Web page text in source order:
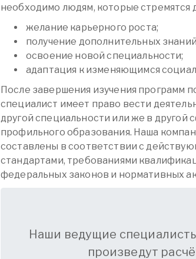
необходимо людям, которые стремятся
желание карьерного роста;
получение дополнительных
освоение новой специальности;
адаптация к изменяющимся
После завершения изучения программ
специалист имеет право вести
другой специальности или же в другой
профильного образования. Наша
составлены в соответствии с
стандартами, требованиями
федеральных законов и нормативных
Наши ведущие
произведут